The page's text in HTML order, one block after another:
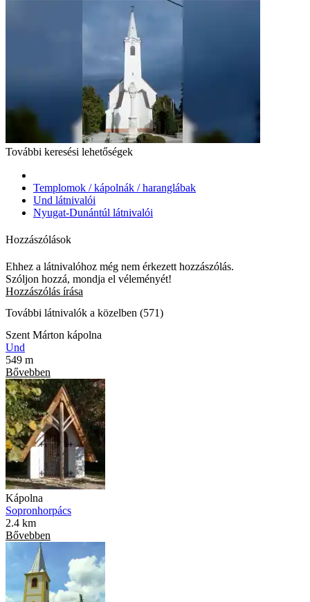
További keresési lehetőségek
Templomok / kápolnák / haranglábak
Und látnivalói
Nyugat-Dunántúl látnivalói
Hozzászólások
Ehhez a látnivalóhoz még nem érkezett hozzászólás.
Szóljon hozzá, mondja el véleményét!
Hozzászólás írása
További látnivalók a közelben (571)
Szent Márton kápolna
Und
549 m
Bővebben
Kápolna
Sopronhorpács
2.4 km
Bővebben